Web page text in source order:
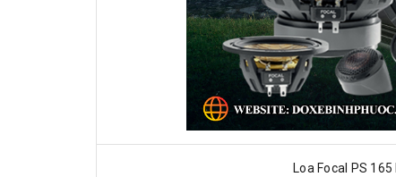
Loa Focal PS